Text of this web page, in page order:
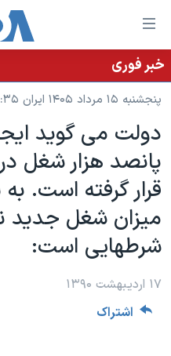
لینکهای
قابل
دسترسی
جهش
محتوای
اصلی
جهش
صفحه
اصلی
جهش
به
جستجو
خانه
نسخه سبک وب‌سایت
موضوع ها
ایران
آمریکا
جهان
ورزشی
گزیده‌ها
ویژه برنامه‌ها
برنامه های تلویزیونی
جدول برنامه ها
صفحه‌های ویژه
جام جهانی ۲۰۲۶
عملیات خشم حماسی
۲۵۰سالگی آمریکا
فرکانس‌های صدای آمریکا
پخش رادیویی
یادگیری زبان انگلیسی
خبر فوری
پنجشنبه ۱۵ مرداد ۱۴۰۵ ایران ۱۸:۳۵
دولت می گوید
پانصد هزار شغل
قرار گرفته است.
میزان شغل جدید
شرطهایی است:
۱۷ اردیبهشت ۱۳۹۰
اشتراک